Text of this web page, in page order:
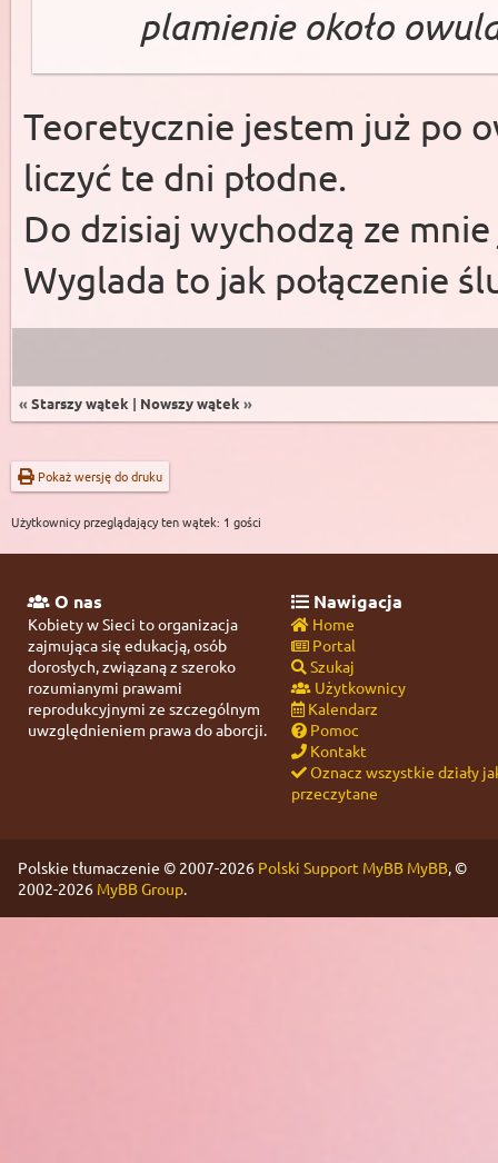
plamienie około
Teoretycznie jestem już po
liczyć te dni płodne.
Do dzisiaj wychodzą ze
Wyglada to jak połączenie
« Starszy wątek | Nowszy wątek »
Pokaż wersję do druku
Użytkownicy przeglądający ten wątek: 1 gości
O nas
Kobiety w Sieci to organizacja
zajmująca się edukacją, osób
dorosłych, związaną z szeroko
rozumianymi prawami
reprodukcyjnymi ze szczególnym
uwzględnieniem prawa do aborcji.
Nawigacja
Home
Portal
Szukaj
Użytkownicy
Kalendarz
Pomoc
Kontakt
Oznacz wszystkie działy
przeczytane
Polskie tłumaczenie © 2007-2026 Polski Support MyBB MyBB, ©
2002-2026 MyBB Group.